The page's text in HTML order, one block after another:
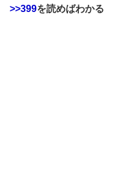
>>399を読めばわかる